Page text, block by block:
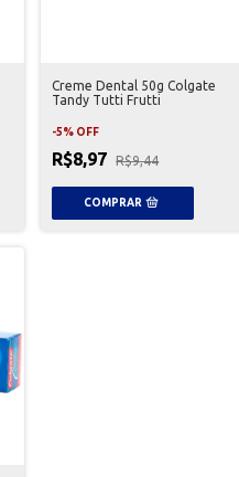
Creme Dental 50g Colgate
Tandy Tutti Frutti
-5% OFF
R$8,97 R$9,44